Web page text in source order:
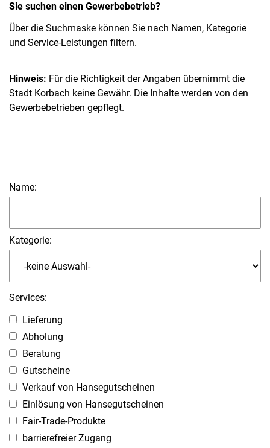
Sie suchen einen Gewerbebetrieb?
Über die Suchmaske können Sie nach Namen, Kategorie
und Service-Leistungen filtern.
Hinweis: Für die Richtigkeit der Angaben übernimmt die
Stadt Korbach keine Gewähr. Die Inhalte werden von den
Gewerbebetrieben gepflegt.
Name:
Kategorie:
Services:
Lieferung
Abholung
Beratung
Gutscheine
Verkauf von Hansegutscheinen
Einlösung von Hansegutscheinen
Fair-Trade-Produkte
barrierefreier Zugang